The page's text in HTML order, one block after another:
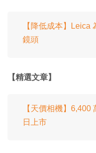
【降低成本】Leica
鏡頭
【精選文章】
【天價相機】
日上市